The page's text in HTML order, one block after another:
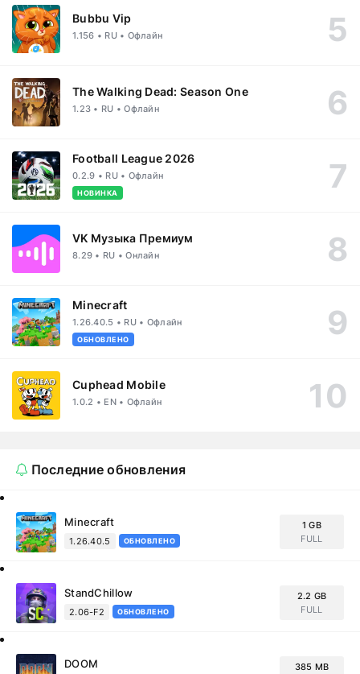
Bubbu Vip
1.156 • RU • Офлайн
The Walking Dead: Season One
1.23 • RU • Офлайн
Football League 2026
0.2.9 • RU • Офлайн
НОВИНКА
VK Музыка Премиум
8.29 • RU • Онлайн
Minecraft
1.26.40.5 • RU • Офлайн
ОБНОВЛЕНО
Cuphead Mobile
1.0.2 • EN • Офлайн
Последние обновления
Minecraft
1.26.40.5 ОБНОВЛЕНО
1 GB
FULL
StandChillow
2.06-F2 ОБНОВЛЕНО
2.2 GB
FULL
DOOM
385 MB